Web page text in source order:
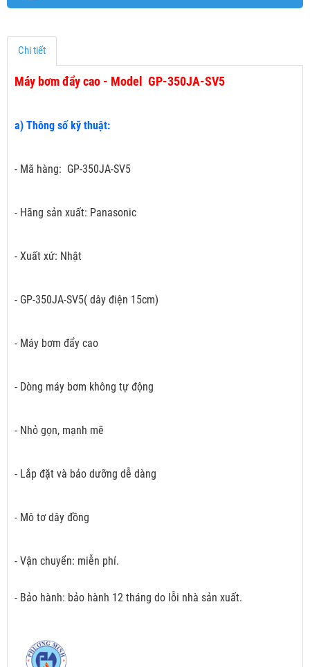
Chi tiết
Máy bơm đẩy cao - Model GP-350JA-SV5
a) Thông số kỹ thuật:
- Mã hàng: GP-350JA-SV5
- Hãng sản xuất: Panasonic
- Xuất xứ: Nhật
- GP-350JA-SV5( dây điện 15cm)
- Máy bơm đẩy cao
- Dòng máy bơm không tự động
- Nhỏ gọn, mạnh mẽ
- Lắp đặt và bảo dưỡng dễ dàng
- Mô tơ dây đồng
- Vận chuyển: miễn phí.
- Bảo hành: bảo hành 12 tháng do lỗi nhà sản xuất.